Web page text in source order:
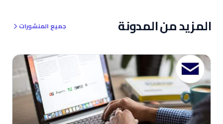
المزيد من المدونة جميع المنشورات